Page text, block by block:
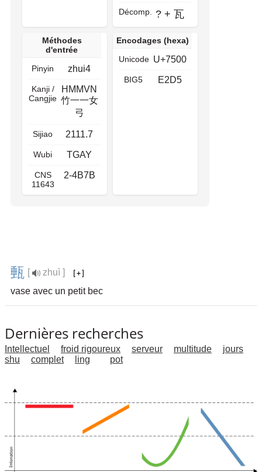
Décomp. ? + 瓦
Méthodes
d'entrée
Pinyin
zhui4
Kanji /
Cangjie
HMMVN
竹一一女
弓
Sijiao 2111.7
Wubi TGAY
CNS
11643
2-4B7B
Encodages (hexa)
Unicode U+7500
BIG5 E2D5
甀 [
zhuì ]
vase avec un petit bec
Dernières recherches
Intellectuel froid rigoureux serveur multitude
jours
shu
complet ling pot